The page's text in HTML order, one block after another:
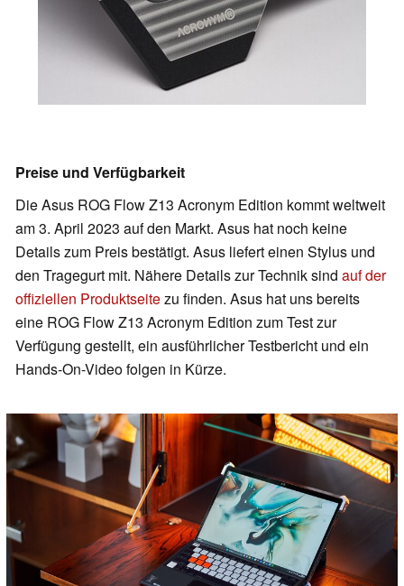
Preise und Verfügbarkeit
Die Asus ROG Flow Z13 Acronym Edition kommt weltweit
am 3. April 2023 auf den Markt. Asus hat noch keine
Details zum Preis bestätigt. Asus liefert einen Stylus und
den Tragegurt mit. Nähere Details zur Technik sind auf der
offiziellen Produktseitezu finden. Asus hat uns bereits
eine ROG Flow Z13 Acronym Edition zum Test zur
Verfügung gestellt, ein ausführlicher Testbericht und ein
Hands-On-Video folgen in Kürze.